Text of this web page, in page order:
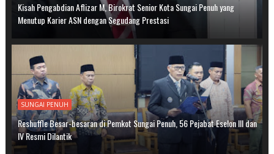
Kisah Pengabdian Aflizar M, Birokrat Senior Kota Sungai Penuh yang
Menutup Karier ASN dengan Segudang Prestasi
SUNGAI PENUH
Reshuffle Besar-besaran di Pemkot Sungai Penuh, 56 Pejabat Eselon III dan
IV Resmi Dilantik